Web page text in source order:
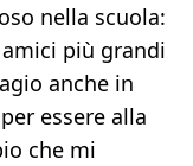
nella scuola:
più grandi
anche in
essere alla
che mi